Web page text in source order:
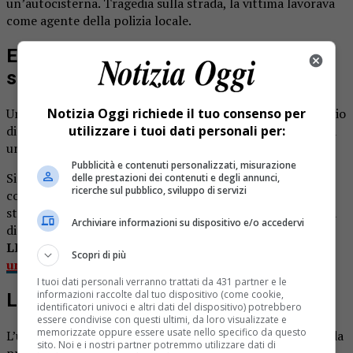
come agente della polizia locale.
Ex sindaco di 57 anni muore nello
schianto con un’autocisterna
Un ex sindaco di soli 57 anni ha perso la vita nel pomeriggio
di ieri, venerdì 6 maggio, nella zona di Saluzzo a seguito di
un terribile impatto stradale.
Si tratta Piero Paolo Abburà, viveva e lavorava a Pinerolo
come agente della polizia locale. Per una legislatura era
stato sindaco del piccolo Comune di Oncino, un’ottantina
di abitanti.
LEGGI ANCHE: Masserano scontro tra due auto e
un’autocisterna
Lo scontro sulla provinciale
L’uomo era alla guida della sua Peugeot 307 lungo la strada
Notizia Oggi richiede il tuo consenso per
utilizzare i tuoi dati personali per:
Pubblicità e contenuti personalizzati, misurazione
delle prestazioni dei contenuti e degli annunci,
ricerche sul pubblico, sviluppo di servizi
Archiviare informazioni su dispositivo e/o accedervi
Scopri di più
I tuoi dati personali verranno trattati da 431 partner e le
informazioni raccolte dal tuo dispositivo (come cookie,
identificatori univoci e altri dati del dispositivo) potrebbero
essere condivise con questi ultimi, da loro visualizzate e
memorizzate oppure essere usate nello specifico da questo
sito. Noi e i nostri partner potremmo utilizzare dati di